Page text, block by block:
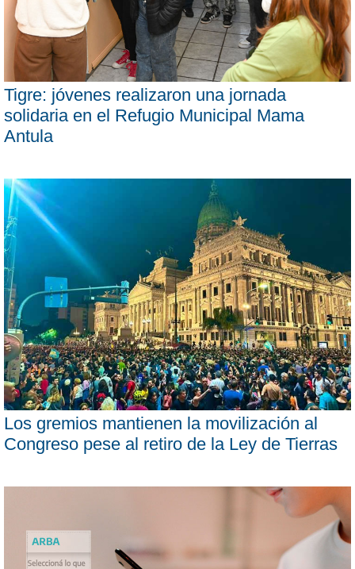
Tigre: jóvenes realizaron una jornada
solidaria en el Refugio Municipal Mama
Antula
Los gremios mantienen la movilización al
Congreso pese al retiro de la Ley de Tierras